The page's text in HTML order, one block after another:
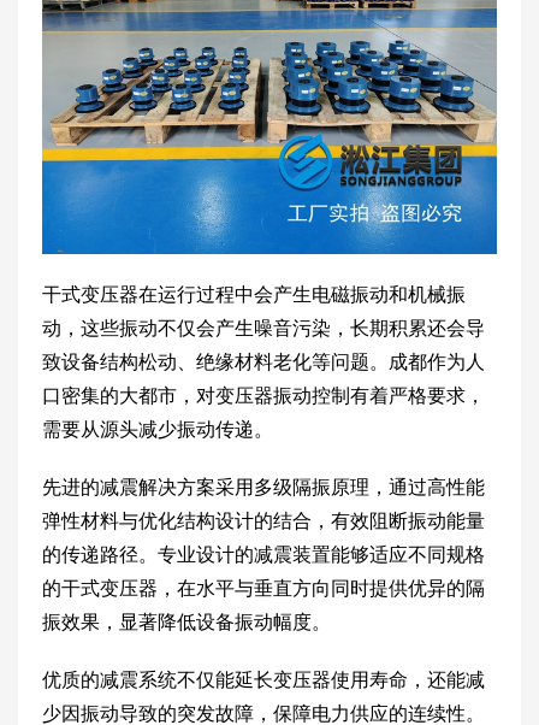
干式变压器在运行过程中会产生电磁振动和机械振
动，这些振动不仅会产生噪音污染，长期积累还会导
致设备结构松动、绝缘材料老化等问题。成都作为人
口密集的大都市，对变压器振动控制有着严格要求，
需要从源头减少振动传递。
先进的减震解决方案采用多级隔振原理，通过高性能
弹性材料与优化结构设计的结合，有效阻断振动能量
的传递路径。专业设计的减震装置能够适应不同规格
的干式变压器，在水平与垂直方向同时提供优异的隔
振效果，显著降低设备振动幅度。
优质的减震系统不仅能延长变压器使用寿命，还能减
少因振动导致的突发故障，保障电力供应的连续性。